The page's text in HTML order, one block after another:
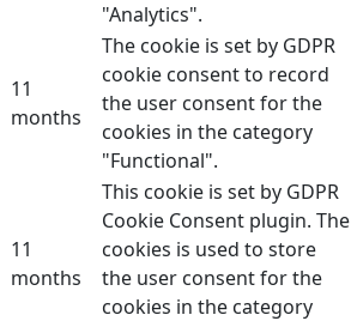
"Analytics".
11
months
The cookie is set by GDPR
cookie consent to record
the user consent for the
cookies in the category
"Functional".
11
months
This cookie is set by GDPR
Cookie Consent plugin. The
cookies is used to store
the user consent for the
cookies in the category